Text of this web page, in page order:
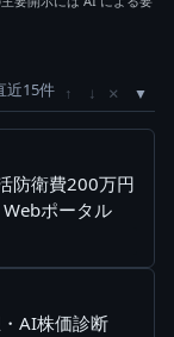
近15件 ↑ ↓ ×
防衛費200万円
ポータル
AI株価診断